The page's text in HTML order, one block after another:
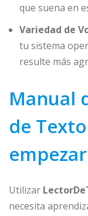
que suena en
Variedad de
tu sistema
resulte más
Manual
de
Utilizar
necesita